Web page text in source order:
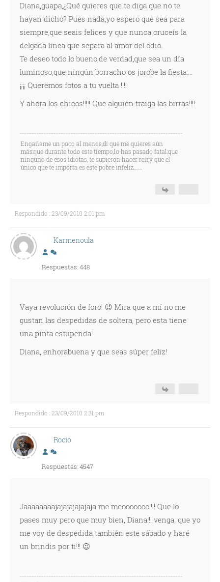
Diana,guapa,¿Qué quieres que te diga que no te
hayan dicho? Pues nada,yo espero que sea para
siempre,que seais felices y que nunca cruceís la
delgada linea que separa al amor del odio.
Te deseo todo lo bueno,de verdad,que sea un día
luminoso,que ningún borracho os jorobe la fiesta....
¡¡¡¡ Queremos fotos a tu vuelta !!!!
Y ahora los chicos!!!!! Que alguién traiga las birras!!!!
Engañame un poco al menos,dí que me quieres aún
más;que durante todo este tiempo,lo has pasado fatal;que
ninguno de esos idiotas, te supieron hacer reir,y que el
único que te importa es este pobre infeliz......
Respondido : 23/09/2010 2:01 pm
Karmenoula
Respuestas: 448
Vaya revolución de foro! 😉 Mira que a mí no me
gustan las despedidas de soltera, pero esta tiene
una pinta estupenda!
Diana, enhorabuena y que seas súper feliz!
Respondido : 23/09/2010 2:31 pm
Rocio
Respuestas: 4547
Jaaaaaaaajajajajajajaja me meooooooo!!!! Que lo
pases muy pero que muy bien, Diana!!! venga, que yo
me voy de despedida también este sábado y haré
un brindis por ti!!! 😉